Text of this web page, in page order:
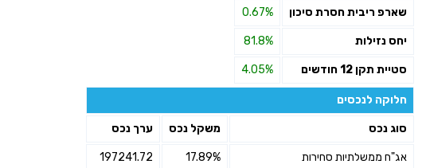
שארפ ריבית חסרת סיכון 0.67%
יחס נזילות 81.8%
סטיית תקן 12 חודשים 4.05%
חלוקה לנכסים
סוג נכס משקל נכס ערך נכס
אג"ח ממשלתיות סחירות 17.89%
197241.72